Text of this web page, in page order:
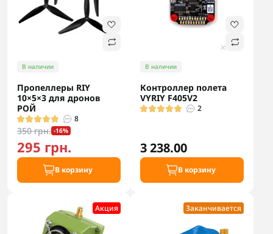
В наличии
Пропеллеры RIY
10×5×3 для дронов
РОЙ
8
350 грн. -16%
295 грн.
В корзину
В наличии
Контроллер полета
VYRIY F405V2
2
3 238.00
В корзину
Акция Заканчивается